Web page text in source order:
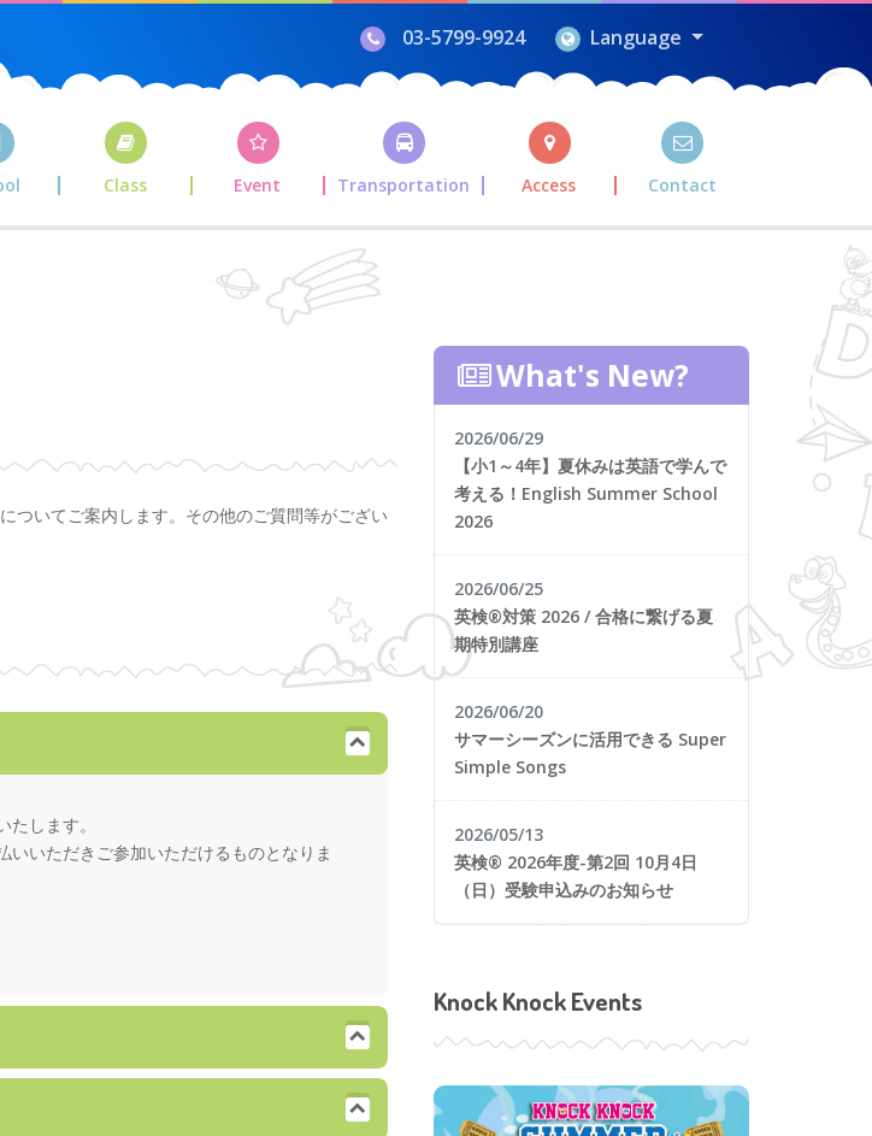
03-5799-9924 Language
Class Event Transportation Access Contact
ついてご案内します。その他のご質問等がござい
します。
いただきご参加いただけるものとなりま
What's New?
2026/06/29
【小1～4年】夏休みは英語で学んで
考える！English Summer School
2026
2026/06/25
英検®対策 2026 / 合格に繋げる夏
期特別講座
2026/06/20
サマーシーズンに活用できる Super
Simple Songs
2026/05/13
英検® 2026年度-第2回 10月4日
（日）受験申込みのお知らせ
Knock Knock Events